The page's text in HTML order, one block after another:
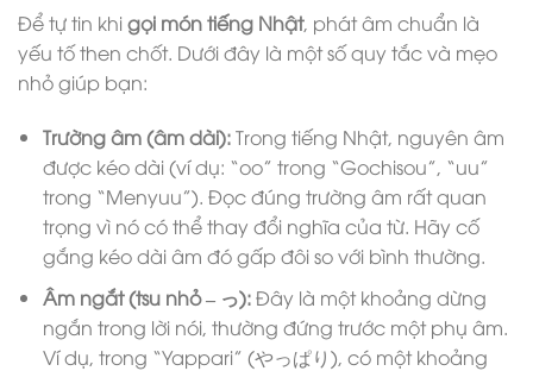
Để tự tin khi gọi món tiếng Nhật, phát âm chuẩn là
yếu tố then chốt. Dưới đây là một số quy tắc và mẹo
nhỏ giúp bạn:
Trường âm (âm dài):Trong tiếng Nhật, nguyên âm
được kéo dài (ví dụ: “oo” trong “Gochisou”, “uu”
trong “Menyuu”). Đọc đúng trường âm rất quan
trọng vì nó có thể thay đổi nghĩa của từ. Hãy cố
gắng kéo dài âm đó gấp đôi so với bình thường.
Âm ngắt (tsu nhỏ – っ):Đây là một khoảng dừng
ngắn trong lời nói, thường đứng trước một phụ âm.
Ví dụ, trong “Yappari” (やっぱり), có một khoảng